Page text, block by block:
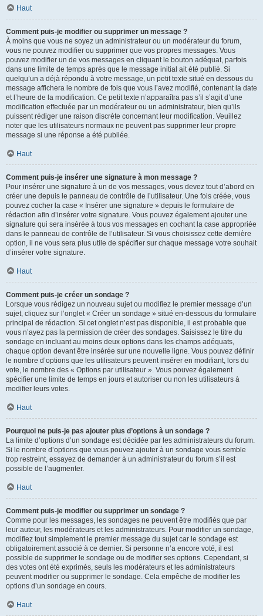
Haut
Comment puis-je modifier ou supprimer un message ?
À moins que vous ne soyez un administrateur ou un modérateur du forum,
vous ne pouvez modifier ou supprimer que vos propres messages. Vous
pouvez modifier un de vos messages en cliquant le bouton adéquat, parfois
dans une limite de temps après que le message initial ait été publié. Si
quelqu’un a déjà répondu à votre message, un petit texte situé en dessous du
message affichera le nombre de fois que vous l’avez modifié, contenant la date
et l’heure de la modification. Ce petit texte n’apparaîtra pas s’il s’agit d’une
modification effectuée par un modérateur ou un administrateur, bien qu’ils
puissent rédiger une raison discrète concernant leur modification. Veuillez
noter que les utilisateurs normaux ne peuvent pas supprimer leur propre
message si une réponse a été publiée.
Haut
Comment puis-je insérer une signature à mon message ?
Pour insérer une signature à un de vos messages, vous devez tout d’abord en
créer une depuis le panneau de contrôle de l’utilisateur. Une fois créée, vous
pouvez cocher la case « Insérer une signature » depuis le formulaire de
rédaction afin d’insérer votre signature. Vous pouvez également ajouter une
signature qui sera insérée à tous vos messages en cochant la case appropriée
dans le panneau de contrôle de l’utilisateur. Si vous choisissez cette dernière
option, il ne vous sera plus utile de spécifier sur chaque message votre souhait
d’insérer votre signature.
Haut
Comment puis-je créer un sondage ?
Lorsque vous rédigez un nouveau sujet ou modifiez le premier message d’un
sujet, cliquez sur l’onglet « Créer un sondage » situé en-dessous du formulaire
principal de rédaction. Si cet onglet n’est pas disponible, il est probable que
vous n’ayez pas la permission de créer des sondages. Saisissez le titre du
sondage en incluant au moins deux options dans les champs adéquats,
chaque option devant être insérée sur une nouvelle ligne. Vous pouvez définir
le nombre d’options que les utilisateurs peuvent insérer en modifiant, lors du
vote, le nombre des « Options par utilisateur ». Vous pouvez également
spécifier une limite de temps en jours et autoriser ou non les utilisateurs à
modifier leurs votes.
Haut
Pourquoi ne puis-je pas ajouter plus d’options à un sondage ?
La limite d’options d’un sondage est décidée par les administrateurs du forum.
Si le nombre d’options que vous pouvez ajouter à un sondage vous semble
trop restreint, essayez de demander à un administrateur du forum s’il est
possible de l’augmenter.
Haut
Comment puis-je modifier ou supprimer un sondage ?
Comme pour les messages, les sondages ne peuvent être modifiés que par
leur auteur, les modérateurs et les administrateurs. Pour modifier un sondage,
modifiez tout simplement le premier message du sujet car le sondage est
obligatoirement associé à ce dernier. Si personne n’a encore voté, il est
possible de supprimer le sondage ou de modifier ses options. Cependant, si
des votes ont été exprimés, seuls les modérateurs et les administrateurs
peuvent modifier ou supprimer le sondage. Cela empêche de modifier les
options d’un sondage en cours.
Haut